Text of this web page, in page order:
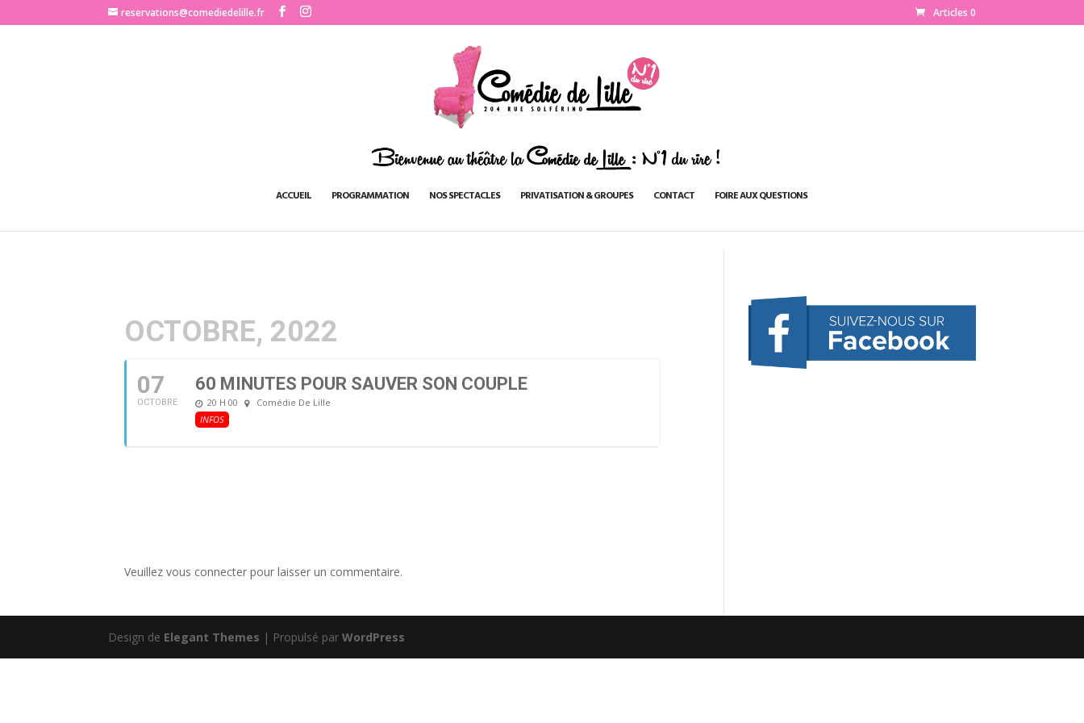
http://www.comediedelille.frreservations@comediedelille.fr Articles 0
ACCUEIL PROGRAMMATION NOS SPECTACLES PRIVATISATION & GROUPES CONTACT FOIRE AUX QUESTIONS
OCTOBRE, 2022
07
OCTOBRE
60 MINUTES POUR SAUVER SON COUPLE
20 H 00
Comédie De Lille
INFOS
Veuillez vous connecter pour laisser un commentaire.
Design de Elegant Themes | Propulsé parWordPress